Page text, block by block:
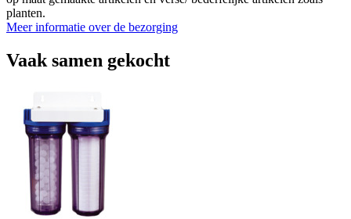
planten.
Meer informatie over de bezorging
Vaak samen gekocht